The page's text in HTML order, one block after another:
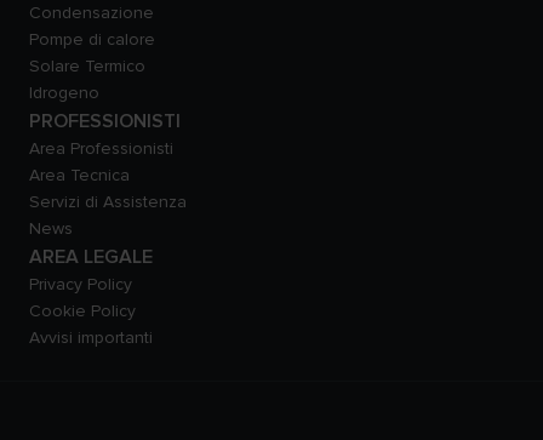
Condensazione
Pompe di calore
Solare Termico
Idrogeno
PROFESSIONISTI
Area Professionisti
Area Tecnica
Servizi di Assistenza
News
AREA LEGALE
Privacy Policy
Cookie Policy
Avvisi importanti